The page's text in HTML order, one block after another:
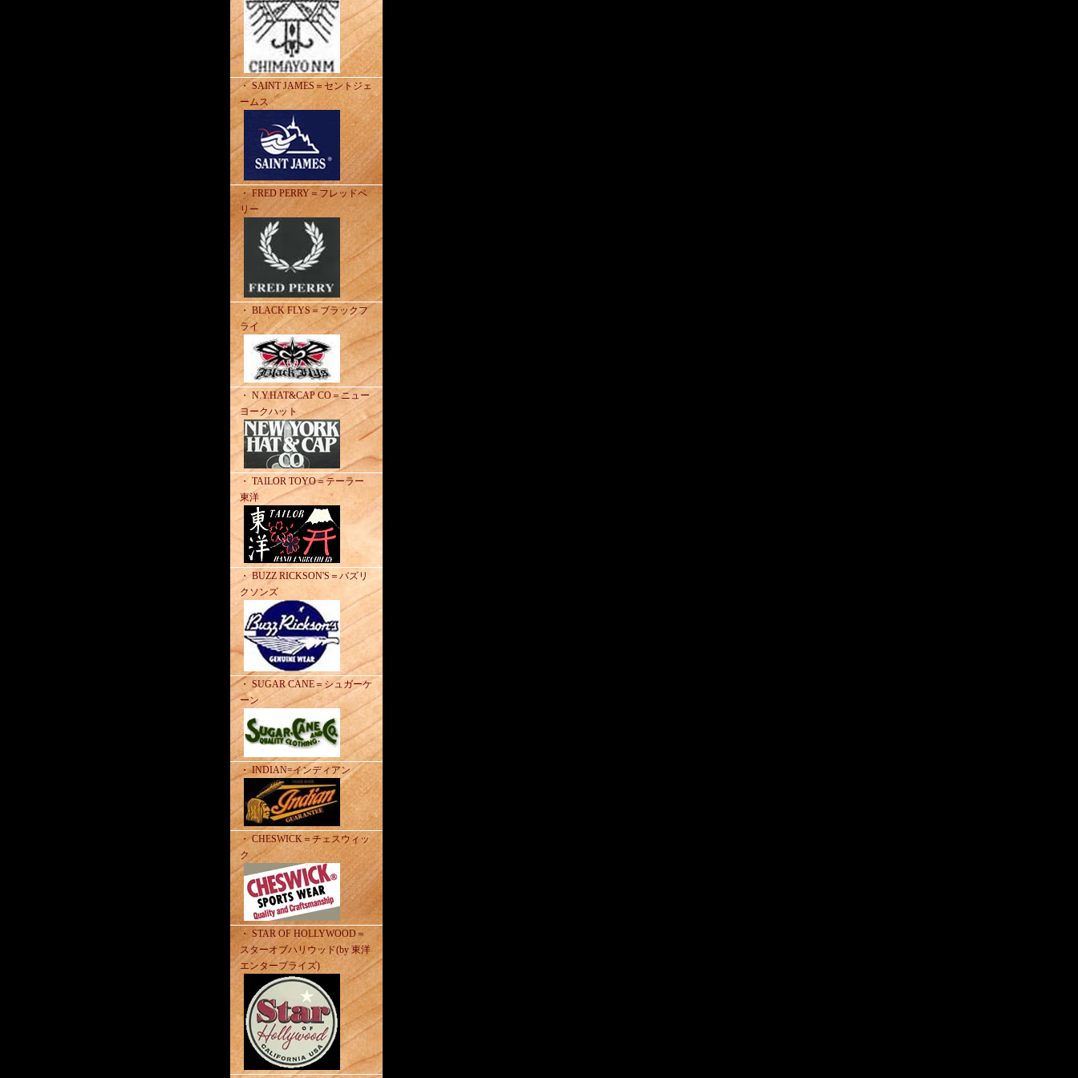
・ SAINT JAMES＝セントジェ
ームス
・ FRED PERRY＝フレッドペ
リー
・ BLACK FLYS＝ブラックフ
ライ
・ N.Y.HAT&CAP CO＝ニュー
ヨークハット
・ TAILOR TOYO＝テーラー
東洋
・ BUZZ RICKSON'S＝バズリ
クソンズ
・ SUGAR CANE＝シュガーケ
ーン
・ INDIAN=インディアン
・ CHESWICK＝チェスウィッ
ク
・ STAR OF HOLLYWOOD＝
スターオブハリウッド(by 東洋
エンタープライズ)